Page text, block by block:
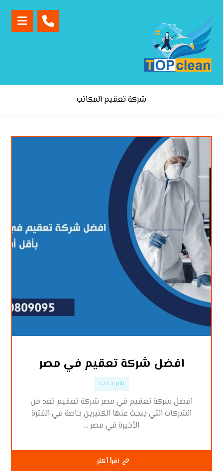
شركة تعقيم المكاتب
افضل شركة تعقيم في مصر
يناير ٢, ٢٠٢١
افضل شركة تعقيم في مصر شركة تعقيم تعد من
الشركات التي يبحث عنها الكثيرين خاصة في الفترة
الأخيرة في مصر ...
اقرأ أكثر